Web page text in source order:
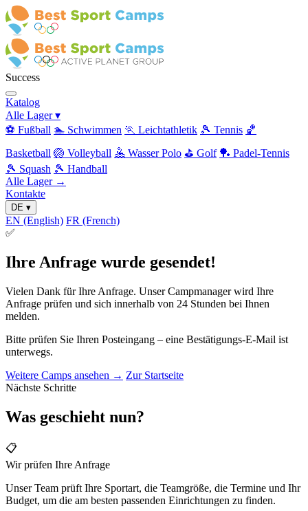
Success
Katalog
Alle Lager▾
⚽ Fußball 🏊 Schwimmen 🏃 Leichtathletik 🎾 Tennis 🏀
Basketball 🏐 Volleyball 🤽 Wasser Polo ⛳ Golf 🏓 Padel-Tennis
🎾 Squash 🎾 Handball
Alle Lager →
Kontakte
DE ▾
EN (English) FR (French)
✅
Ihre Anfrage wurde gesendet!
Vielen Dank für Ihre Anfrage. Unser Campmanager wird Ihre
Anfrage prüfen und sich innerhalb von 24 Stunden bei Ihnen
melden.
Bitte prüfen Sie Ihren Posteingang – eine Bestätigungs-E-Mail ist
unterwegs.
Weitere Camps ansehen → Zur Startseite
Nächste Schritte
Was geschieht nun?
📋
Wir prüfen Ihre Anfrage
Unser Team prüft Ihre Sportart, die Teamgröße, die Termine und Ihr
Budget, um die am besten passenden Einrichtungen zu finden.